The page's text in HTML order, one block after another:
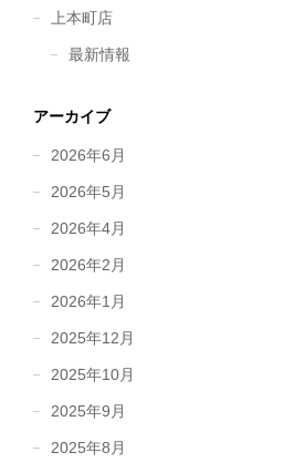
上本町店
最新情報
アーカイブ
2026年6月
2026年5月
2026年4月
2026年2月
2026年1月
2025年12月
2025年10月
2025年9月
2025年8月